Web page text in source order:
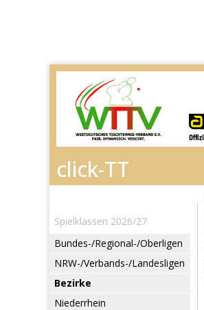
Spielklassen 2026/27
Bundes-/Regional-/Oberligen
NRW-/Verbands-/Landesligen
Bezirke
Niederrhein